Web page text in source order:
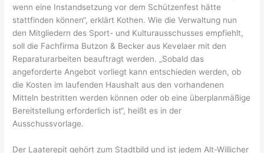
wenn eine Instandsetzung vor dem Schützenfest hätte
stattfinden können“, erklärt Kothen. Wie die Verwaltung nun
den Mitgliedern des Sport- und Kulturausschusses empfiehlt,
soll die Fachfirma Butzon & Becker aus Kevelaer mit den
Reparaturarbeiten beauftragt werden. „Sobald das
angeforderte Angebot vorliegt kann entschieden werden, ob
die Kosten im laufenden Haushalt aus den vorhandenen
Mitteln bestritten werden können oder ob eine überplanmäßige
Bereitstellung erforderlich ist“, heißt es in der
Ausschussvorlage.
Der Laaterepit gehört zum Stadtbild und ist jedem Alt-Willicher